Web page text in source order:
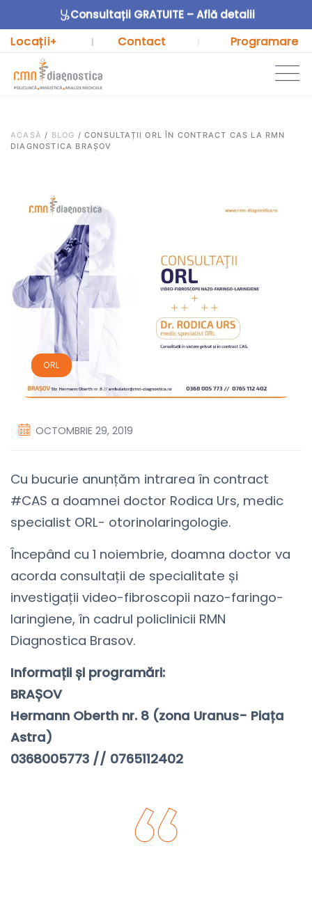
Consultații GRATUITE – Află detalii
Locații+ | Contact Programare
ACASĂ / BLOG /CONSULTAȚII ORL ÎN CONTRACT CAS LA RMN
DIAGNOSTICA BRAȘOV
ORL
OCTOMBRIE 29, 2019
Cu bucurie anunțăm intrarea în contract
#CAS a doamnei doctor Rodica Urs, medic
specialist ORL- otorinolaringologie.
Începând cu 1 noiembrie, doamna doctor va
acorda consultații de specialitate și
investigații video-fibroscopii nazo-faringo-
laringiene, în cadrul policlinicii RMN
Diagnostica Brasov.
Informații și programări:
BRAȘOV
Hermann Oberth nr. 8 (zona Uranus- Piața
Astra)
0368005773 // 0765112402